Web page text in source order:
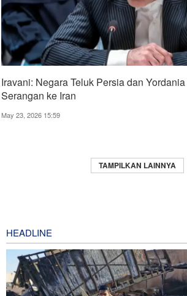
Iravani: Negara Teluk Persia dan
Serangan ke Iran
May 23, 2026 15:59
TAMPILKAN LAINNYA
HEADLINE